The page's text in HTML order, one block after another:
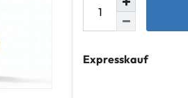
Expresskauf